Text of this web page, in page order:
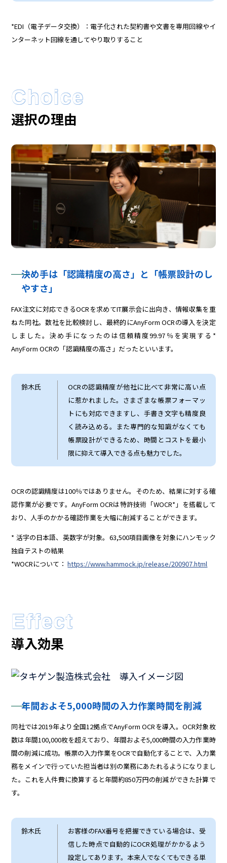
*EDI（電子データ交換）：電子化された契約書や文書を専用回線やイ
ンターネット回線を通してやり取りすること
Choice
選択の理由
決め手は「認識精度の高さ」と「帳票設計のし
やすさ」
FAX注文に対応できるOCRを求めてIT展示会に出向き、情報収集を重
ねた同社。数社を比較検討し、最終的にAnyForm OCRの導入を決定
しました。決め手になったのは信頼精度99.97％を実現する*
AnyForm OCRの「認識精度の高さ」だったといいます。
鈴木氏
OCRの認識精度が他社に比べて非常に高い点
に惹かれました。さまざまな帳票フォーマッ
トにも対応できますし、手書き文字も精度良
く読み込める。また専門的な知識がなくても
帳票設計ができるため、時間とコストを最小
限に抑えて導入できる点も魅力でした。
OCRの認識精度は100％ではありません。そのため、結果に対する確
認作業が必要です。AnyForm OCRは特許技術「WOCR*」を搭載して
おり、人手のかかる確認作業を大幅に削減することができます。
* 活字の日本語、英数字が対象。63,500項目画像を対象にハンモック
独自テストの結果
*WOCRについて：https://www.hammock.jp/release/200907.html
Effect
導入効果
年間およそ5,000時間の入力作業時間を削減
同社では2019年より全国12拠点でAnyForm OCRを導入。OCR対象枚
数は年間100,000枚を超えており、年間およそ5,000時間の入力作業時
間の削減に成功。帳票の入力作業をOCRで自動化することで、入力業
務をメインで行っていた担当者は別の業務にあたれるようになりまし
た。これを人件費に換算すると年間約850万円の削減ができた計算で
す。
鈴木氏
お客様のFAX番号を把握できている場合は、受
信した時点で自動的にOCR処理がかかるよう
設定してあります。本来人でなくてもできる単